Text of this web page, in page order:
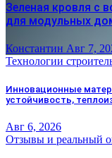
Зеленая кровля с
для модульных
Константин Авг 7,
Технологии
Инновационные
устойчивость,
Авг 6, 2026
Отзывы и реальный